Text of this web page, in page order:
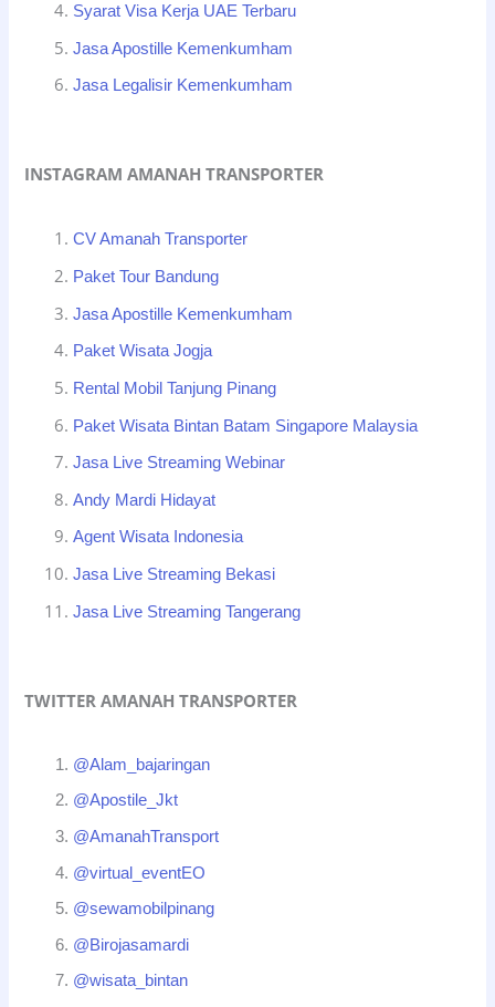
Syarat Visa Kerja UAE Terbaru
Jasa Apostille Kemenkumham
Jasa Legalisir Kemenkumham
INSTAGRAM AMANAH TRANSPORTER
CV Amanah Transporter
Paket Tour Bandung
Jasa Apostille Kemenkumham
Paket Wisata Jogja
Rental Mobil Tanjung Pinang
Paket Wisata Bintan Batam Singapore Malaysia
Jasa Live Streaming Webinar
Andy Mardi Hidayat
Agent Wisata Indonesia
Jasa Live Streaming Bekasi
Jasa Live Streaming Tangerang
TWITTER AMANAH TRANSPORTER
@Alam_bajaringan
@Apostile_Jkt
@AmanahTransport
@virtual_eventEO
@sewamobilpinang
@Birojasamardi
@wisata_bintan